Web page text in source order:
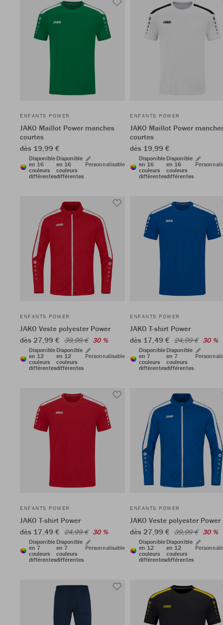
ENFANTS POWER
JAKO Maillot Power manches
courtes
dès 19,99 €
Disponible
en 16
couleurs
différentes
Disponible
en 16
couleurs
différentes
Personnalisable
ENFANTS POWER
JAKO Maillot Power
courtes
dès 19,99 €
Disponible
en 16
couleurs
différentes
Disponible
en 16
couleurs
différentes
ENFANTS POWER
JAKO Veste polyester Power
dès 27,99 € 39,99 € 30 %
Disponible
en 12
couleurs
différentes
Disponible
en 12
couleurs
différentes
Personnalisable
ENFANTS POWER
JAKO T-shirt Power
dès 17,49 € 24,99 € 30 %
Disponible
en 7
couleurs
différentes
Disponible
en 7
couleurs
différentes
ENFANTS POWER
JAKO T-shirt Power
dès 17,49 € 24,99 € 30 %
Disponible
en 7
couleurs
différentes
Disponible
en 7
couleurs
différentes
Personnalisable
ENFANTS POWER
JAKO Veste polyester Power
dès 27,99 € 39,99 € 30 %
Disponible
en 12
couleurs
différentes
Disponible
en 12
couleurs
différentes